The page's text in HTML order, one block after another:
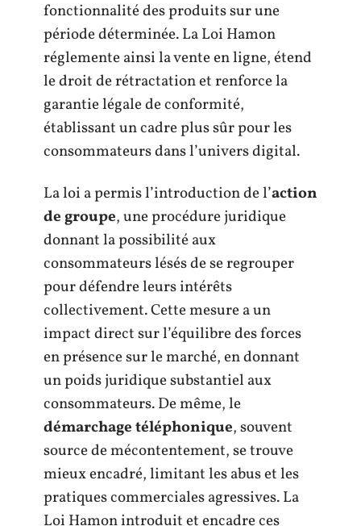
fonctionnalité des produits sur une
période déterminée. La Loi Hamon
réglemente ainsi la vente en ligne, étend
le droit de rétractation et renforce la
garantie légale de conformité,
établissant un cadre plus sûr pour les
consommateurs dans l’univers digital.
La loi a permis l’introduction de l’action
de groupe, une procédure juridique
donnant la possibilité aux
consommateurs lésés de se regrouper
pour défendre leurs intérêts
collectivement. Cette mesure a un
impact direct sur l’équilibre des forces
en présence sur le marché, en donnant
un poids juridique substantiel aux
consommateurs. De même, le
démarchage téléphonique, souvent
source de mécontentement, se trouve
mieux encadré, limitant les abus et les
pratiques commerciales agressives. La
Loi Hamon introduit et encadre ces